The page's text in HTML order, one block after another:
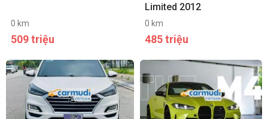
0 km
509 triệu
Limited 2012
0 km
485 triệu